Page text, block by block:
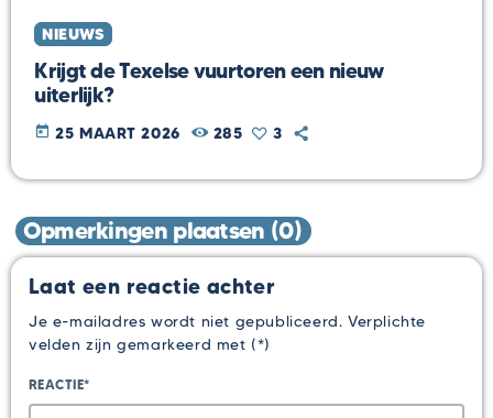
NIEUWS
Krijgt de Texelse vuurtoren een nieuw
uiterlijk?
today 25 MAART 2026 285 3
Opmerkingen plaatsen (0)
Laat een reactie achter
Je e-mailadres wordt niet gepubliceerd. Verplichte
velden zijn gemarkeerd met (*)
REACTIE*